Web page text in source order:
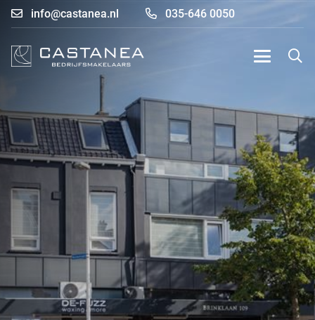
info@castanea.nl 035-646 0050